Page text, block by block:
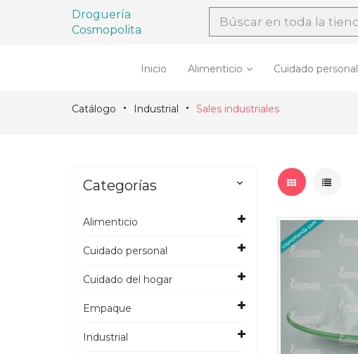
Droguería
Cosmopolita
Inicio Alimenticio Cuidado personal
Catálogo Industrial Sales industriales
Categorías 
Alimenticio
Cuidado personal
Cuidado del hogar
Empaque
Industrial